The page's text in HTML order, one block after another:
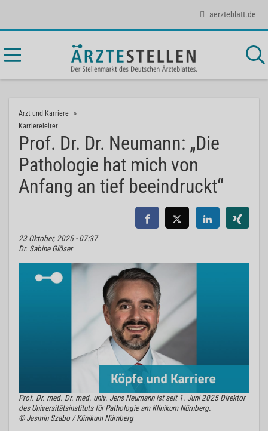
aerzteblatt.de
Arzt und Karriere
Karriereleiter
Prof. Dr. Dr. Neumann: „Die
Pathologie hat mich von
Anfang an tief beeindruckt“
23 Oktober, 2025 - 07:37
Dr. Sabine Glöser
Prof. Dr. med. Dr. med. univ. Jens Neumann ist seit 1. Juni 2025 Direktor
des Universitätsinstituts für Pathologie am Klinikum Nürnberg.
© Jasmin Szabo / Klinikum Nürnberg